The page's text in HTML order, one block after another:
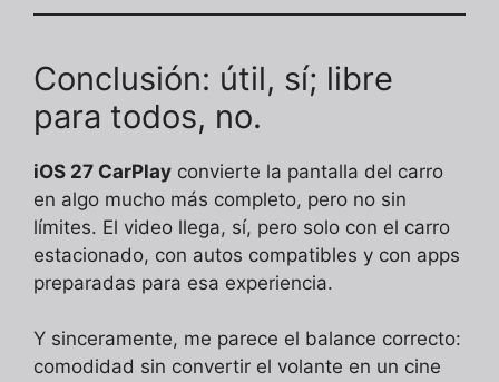
Conclusión: útil, sí; libre
para todos, no.
iOS 27 CarPlay convierte la pantalla del carro
en algo mucho más completo, pero no sin
límites. El video llega, sí, pero solo con el carro
estacionado, con autos compatibles y con apps
preparadas para esa experiencia.
Y sinceramente, me parece el balance correcto:
comodidad sin convertir el volante en un cine